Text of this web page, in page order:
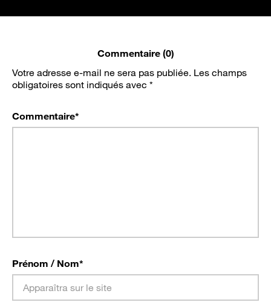
Commentaire (0)
Votre adresse e-mail ne sera pas publiée. Les champs
obligatoires sont indiqués avec *
Commentaire*
Prénom / Nom*